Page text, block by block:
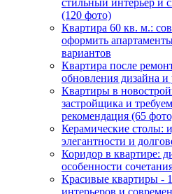
стильный интерьер и
(120 фото)
Квартира 60 кв. м.:
оформить
вариантов
Квартира после
обновления дизайна
Квартиры в
застройщика и
рекомендация (65
Керамические столы:
элегантности и
Коридор в квартире:
особенности
Красивые квартиры -